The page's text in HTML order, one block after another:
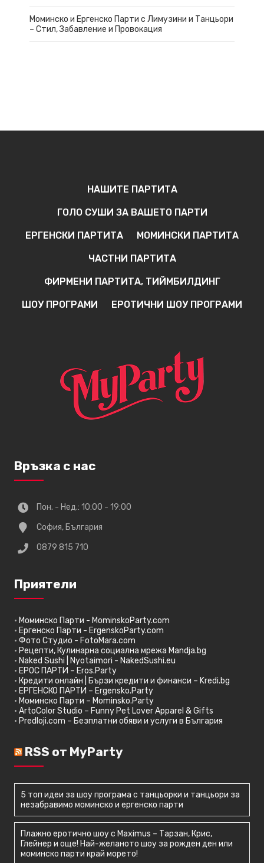
Моминско и Ергенско Парти с Лимузини и Танцьори
– Стил, Забавление и Провокация
НАШИТЕ ПАРТИТА
ГОЛО СУШИ ЗА ВАШЕТО ПАРТИ
ЕРГЕНСКИ ПАРТИТА МОМИНСКИ ПАРТИТА
ЧАСТНИ ПАРТИТА
ФИРМЕНИ ПАРТИТА, ТИЙМБИЛДИНГ
ШОУ ПРОГРАМИ ЕРОТИЧНИ ШОУ ПРОГРАМИ
Връзка с нас
Пон. - Нед.: 10:00 - 19:00
София, България
0879 815 710
Приятели
• Моминско Парти - MominskoParty.com
• Ергенско Парти - ErgenskoParty.com
•Фото Студио - FotoMara.com
• Рецепти, Кулинарна социална мрежа Mandja.bg
• Naked Sushi | Nyotaimori - NakedSushi.eu
• ЕРОС ПАРТИ – Eros.Party
• Кредити онлайн | Бързи кредити и финанси – Kredi.bg
• ЕРГЕНСКО ПАРТИ – Ergensko.Party
• Моминско Парти – Mominsko.Party
•ArtoColor Studio – Funny Pet Lover Apparel & Gifts
• Predloji.com – Безплатни обяви и услуги в България
RSS от MyParty
5 топ идеи за шоу програма с танцьорки и танцьори за
незабравимо моминско и ергенско парти
Плажно еротично шоу с Maximus – Тарзан, Крис,
Глейнер и още! Най-желаното шоу за рожден ден или
моминско парти край морето!